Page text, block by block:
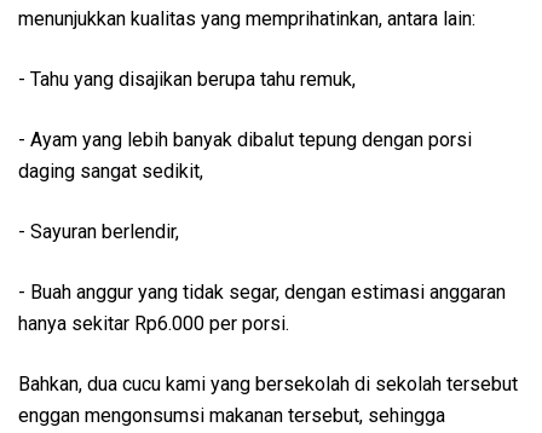
menunjukkan kualitas yang memprihatinkan, antara lain:
- Tahu yang disajikan berupa tahu remuk,
- Ayam yang lebih banyak dibalut tepung dengan porsi
daging sangat sedikit,
- Sayuran berlendir,
- Buah anggur yang tidak segar, dengan estimasi anggaran
hanya sekitar Rp6.000 per porsi.
Bahkan, dua cucu kami yang bersekolah di sekolah tersebut
enggan mengonsumsi makanan tersebut, sehingga